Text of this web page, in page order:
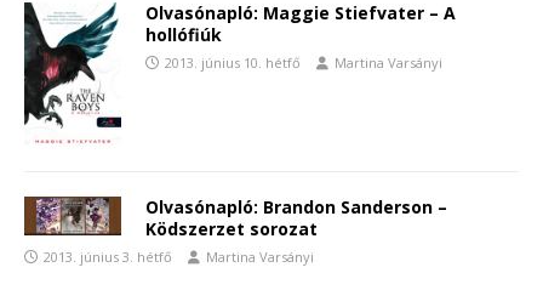
Olvasónapló: Maggie Stiefvater – A
hollófiúk
2013. június 10. hétfő Martina Varsányi
Olvasónapló: Brandon Sanderson –
Ködszerzet sorozat
2013. június 3. hétfő Martina Varsányi